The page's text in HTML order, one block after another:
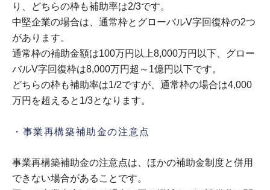
り、どちらの枠も補助率は2/3です。
中堅企業の場合は、通常枠とグローバルV字回復枠の2つ
があります。
通常枠の補助金額は100万円以上8,000万円以下、グロー
バルV字回復枠は8,000万円超～1億円以下です。
どちらの枠も補助率は1/2ですが、通常枠の場合は4,000
万円を超えると1/3となります。
・事業再構築補助金の注意点
事業再構築補助金の注意点は、ほかの補助金制度と併用
できない場合があることです。